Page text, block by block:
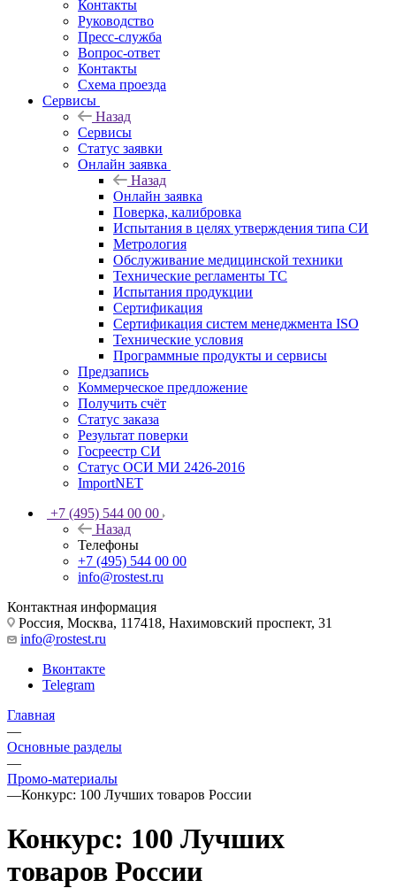
Контакты
Руководство
Пресс-служба
Вопрос-ответ
Контакты
Схема проезда
Сервисы
Назад
Сервисы
Статус заявки
Онлайн заявка
Назад
Онлайн заявка
Поверка, калибровка
Испытания в целях утверждения типа СИ
Метрология
Обслуживание медицинской техники
Технические регламенты ТС
Испытания продукции
Сертификация
Сертификация систем менеджмента ISO
Технические условия
Программные продукты и сервисы
Предзапись
Коммерческое предложение
Получить счёт
Статус заказа
Результат поверки
Госреестр СИ
Статус ОСИ МИ 2426-2016
ImportNET
+7 (495) 544 00 00
Назад
Телефоны
+7 (495) 544 00 00
info@rostest.ru
Контактная информация
Россия, Москва, 117418, Нахимовский проспект, 31
info@rostest.ru
Вконтакте
Telegram
Главная
—
Основные разделы
—
Промо-материалы
—Конкурс: 100 Лучших товаров России
Конкурс: 100 Лучших
товаров России